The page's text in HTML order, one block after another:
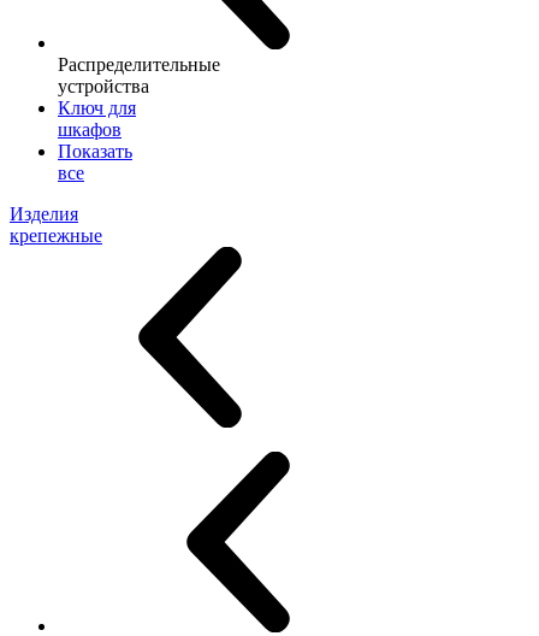
Распределительные
устройства
Ключ для
шкафов
Показать
все
Изделия
крепежные